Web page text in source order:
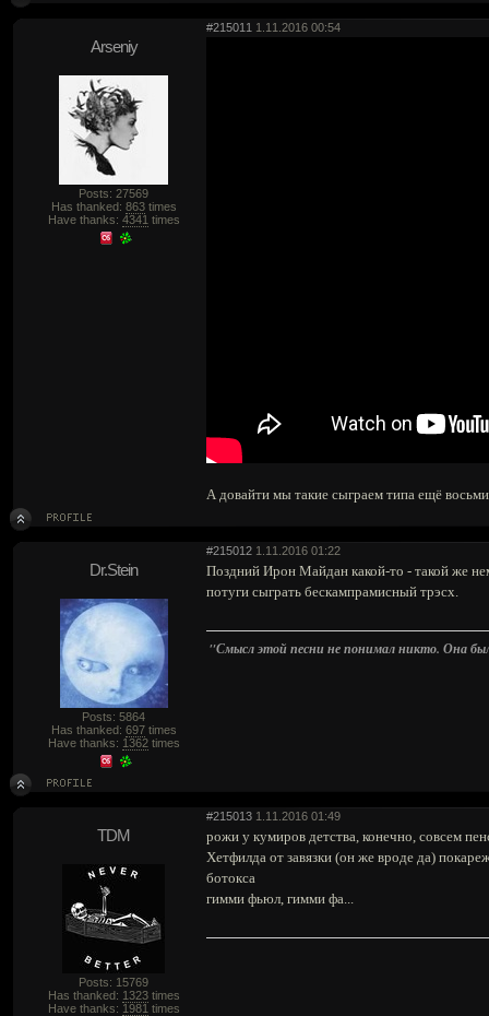
#215011 1.11.2016 00:54
Arseniy
Posts: 27569
Has thanked: 863times
Have thanks: 4341 times
А довайти мы такие сыграем типа ещё
#215012 1.11.2016 01:22
Dr.Stein
Posts: 5864
Has thanked: 697times
Have thanks: 1362times
Поздний Ирон Майдан какой-то - такой же
потуги сыграть бескампрамисный трэсх.
"Смысл этой песни не понимал никто. Она была
#215013 1.11.2016 01:49
TDM
Posts: 15769
Has thanked: 1323times
Have thanks: 1981 times
рожи у кумиров детства, конечно, совсем
Хетфилда от завязки (он же вроде да)
ботокса
гимми фьюл, гимми фа...